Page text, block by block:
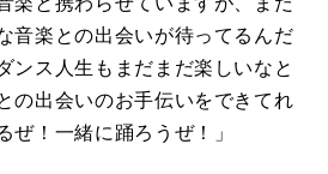
音楽との出会いが待ってるんだ
ンス人生もまだまだ楽しいなと
の出会いのお手伝いをできてれ
ぜ！一緒に踊ろうぜ！」